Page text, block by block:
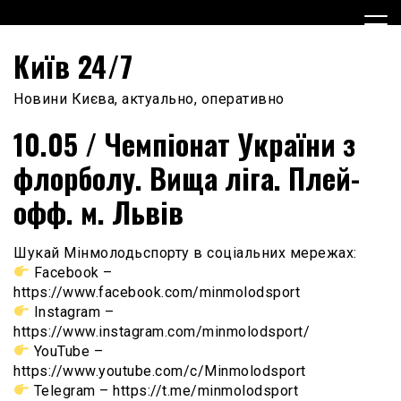
to
Київ 24/7
Новини Києва, актуально, оперативно
10.05 / Чемпіонат України з
флорболу. Вища ліга. Плей-
офф. м. Львів
Шукай Мінмолодьспорту в соціальних мережах:
Facebook –
https://www.facebook.com/minmolodsport
Instagram –
https://www.instagram.com/minmolodsport/
YouTube –
https://www.youtube.com/c/Minmolodsport
Telegram – https://t.me/minmolodsport